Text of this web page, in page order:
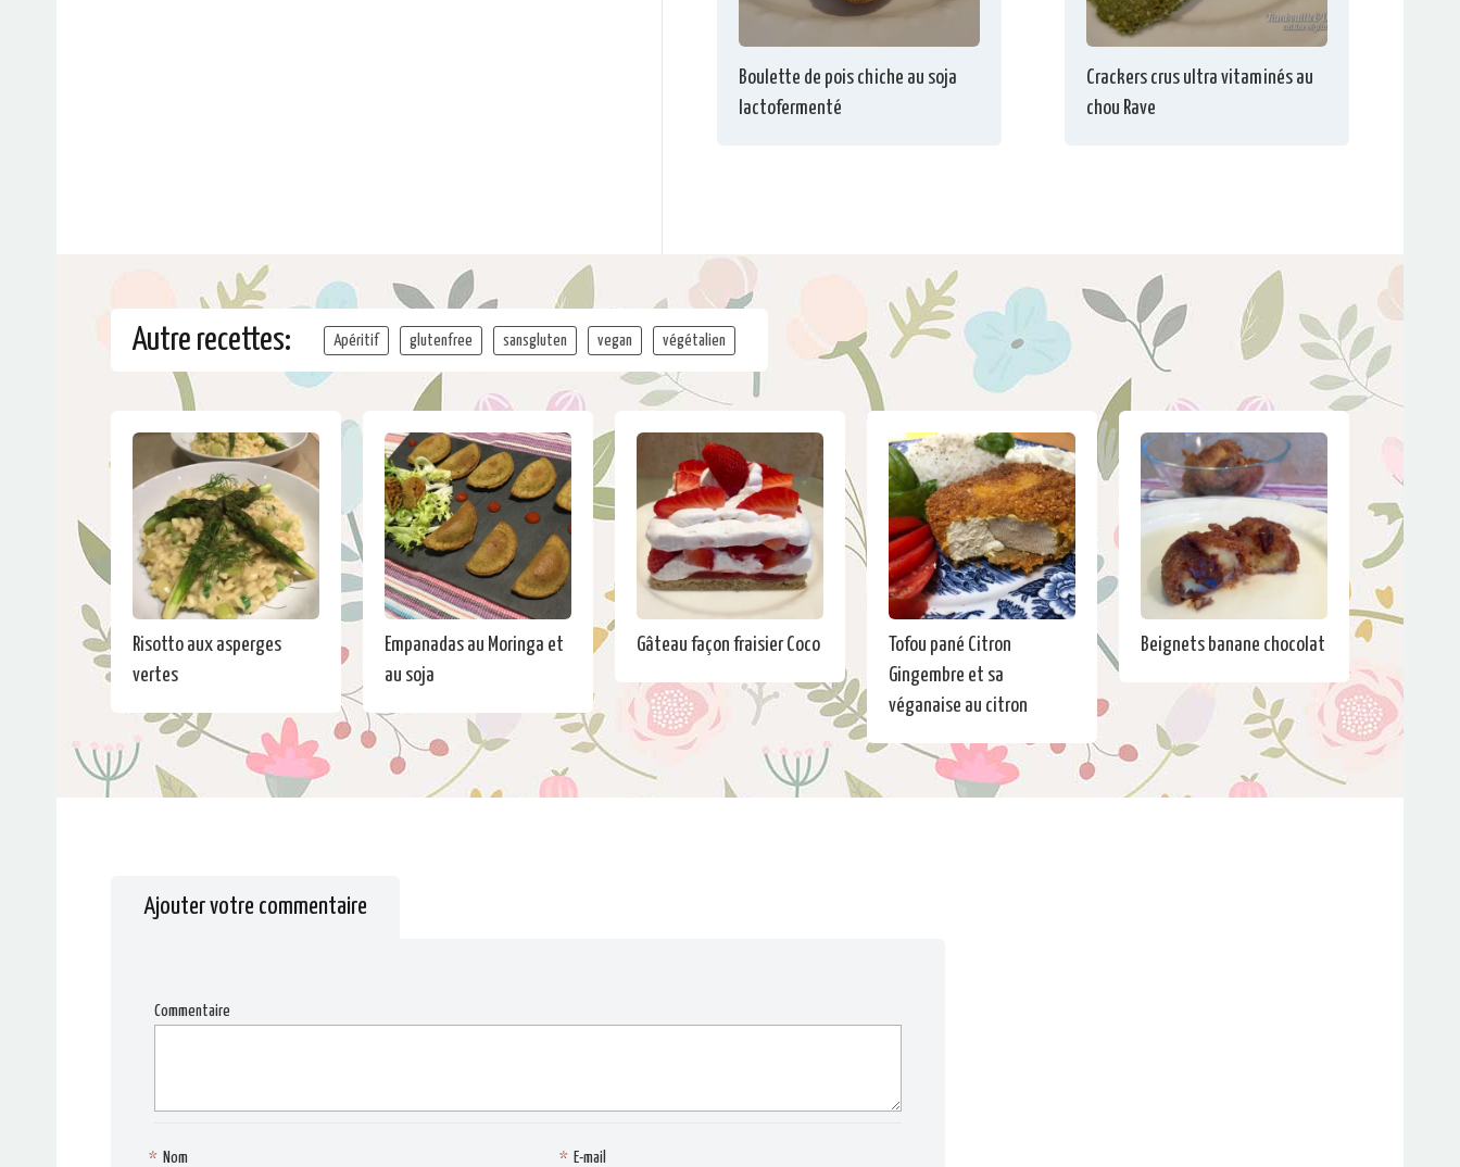
Boulette de pois chiche au soja
lactofermenté
Crackers crus ultra vitaminés au
chou Rave
Autre recettes: Apéritif glutenfree sansgluten vegan végétalien
Risotto aux asperges
vertes
Empanadas au Moringa et
au soja
Gâteau façon fraisier Coco
Tofou pané Citron
Gingembre et sa
véganaise au citron
Beignets banane chocolat
Ajouter votre commentaire
Commentaire
Nom
* E-mail
*